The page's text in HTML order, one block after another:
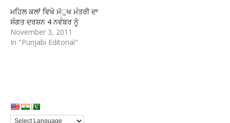
ਮਹਿਲ ਕਲਾਂ ਵਿਖੇ ਮੱੁਖ ਮੰਤਰੀ ਦਾ
ਸੰਗਤ ਦਰਸ਼ਨ 4 ਨਵੰਬਰ ਨੂੰ
November 3, 2011
In "Punjabi Editorial"